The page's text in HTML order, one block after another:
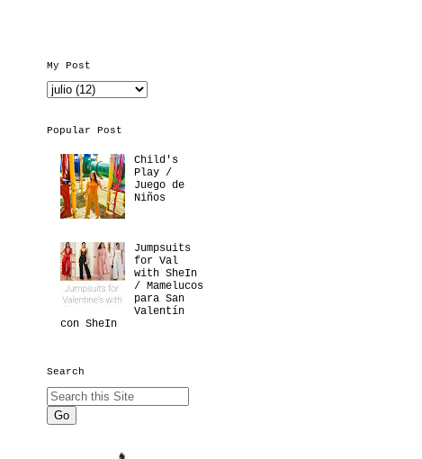
My Post
Popular Post
Child's
Play /
Juego de
Niños
Jumpsuits
for Val
with SheIn
/ Mamelucos
para San
Valentín
con SheIn
Search